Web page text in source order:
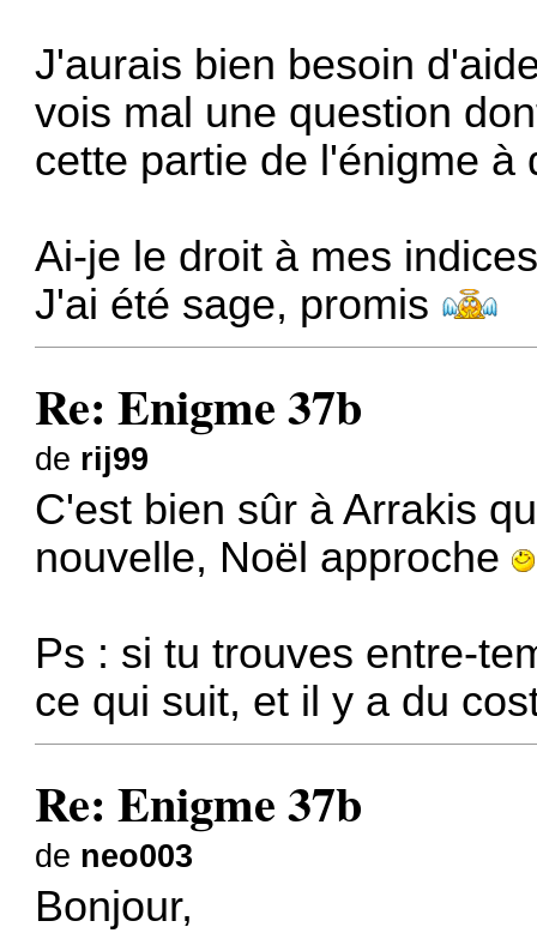
J'aurais bien besoin
vois mal une question
cette partie de l'énigme
Ai-je le droit à mes
J'ai été sage, promis
Re: Enigme 37b
de rij99
C'est bien sûr à Arrakis
nouvelle, Noël approche
Ps : si tu trouves entre-
ce qui suit, et il y a du
Re: Enigme 37b
de neo003
Bonjour,